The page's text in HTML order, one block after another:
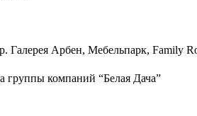
Арбен, Мебельпарк, Family
компаний “Белая Дача”